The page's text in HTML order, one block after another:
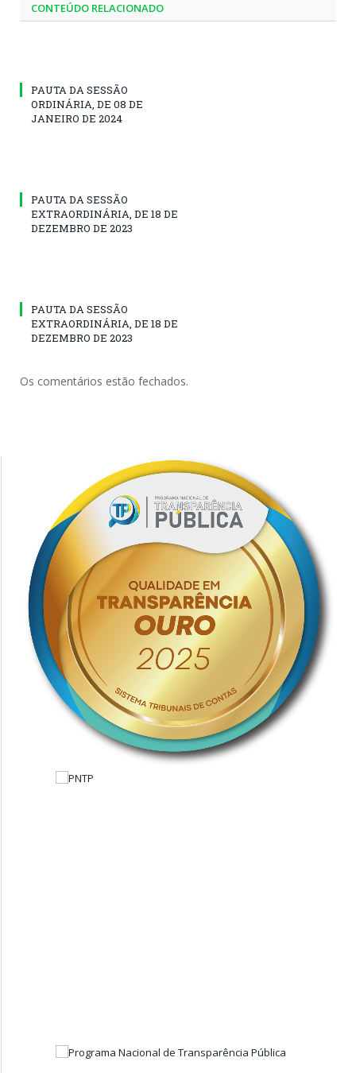
CONTEÚDO RELACIONADO
PAUTA DA SESSÃO
ORDINÁRIA, DE 08 DE
JANEIRO DE 2024
PAUTA DA SESSÃO
EXTRAORDINÁRIA, DE 18 DE
DEZEMBRO DE 2023
PAUTA DA SESSÃO
EXTRAORDINÁRIA, DE 18 DE
DEZEMBRO DE 2023
Os comentários estão fechados.